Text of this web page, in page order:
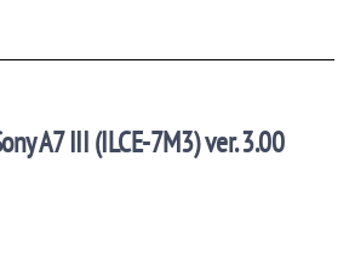
A7 III (ILCE-7M3) ver. 3.00